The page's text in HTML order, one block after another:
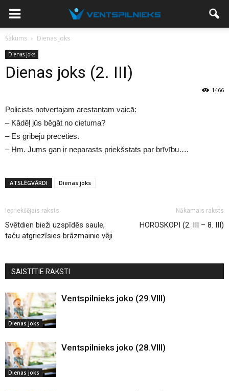
Sākums Dienas joks
Dienas joks
Dienas joks (2. III)
1466
Policists notvertajam arestantam vaicā:
– Kādēļ jūs bēgāt no cietuma?
– Es gribēju precēties.
– Hm. Jums gan ir neparasts priekšstats par brīvību….
ATSLĒGVĀRDI Dienas joks
Iepriekšējais raksts
Svētdien bieži uzspīdēs saule,
taču atgriezīsies brāzmainie vēji
Nākamais raksts
HOROSKOPI (2. III – 8. III)
SAISTĪTIE RAKSTI
Dienas joks
Ventspilnieks joko (29.VIII)
Dienas joks
Ventspilnieks joko (28.VIII)